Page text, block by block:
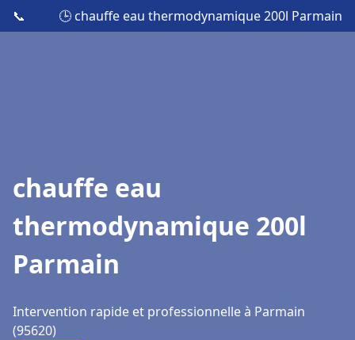
📞 🕒 chauffe eau thermodynamique 200l Parmain
chauffe eau
thermodynamique 200l
Parmain
Intervention rapide et professionnelle à Parmain
(95620)